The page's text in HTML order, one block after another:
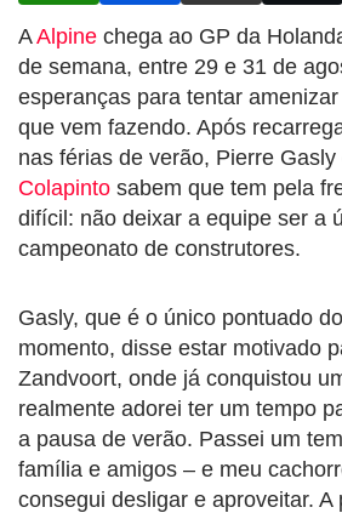
AAlpine chega ao GP da
de semana, entre 29 e 31 de
esperanças para tentar
que vem fazendo. Após
nas férias de verão, Pierre Gasly
Colapinto sabem que tem pela
difícil: não deixar a equipe ser a
campeonato de construtores.
Gasly, que é o único pontuado
momento, disse estar motivado
Zandvoort, onde já conquistou
realmente adorei ter um tempo
a pausa de verão. Passei um
família e amigos – e meu
consegui desligar e aproveitar. A